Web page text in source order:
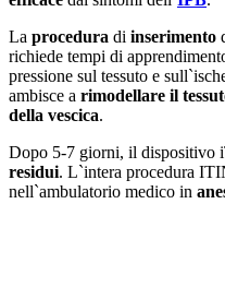
La procedura di inserimento
richiede tempi di
pressione sul tessuto e
ambisce a rimodellare il
della vescica.
Dopo 5-7 giorni, il dispositivo
residui. L`intera procedura
nell`ambulatorio medico in